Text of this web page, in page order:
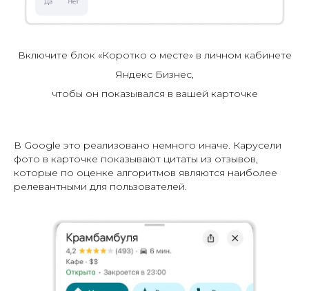
Включите блок «Коротко о месте» в личном кабинете
Яндекс Бизнес,
чтобы он показывался в вашей карточке
В Google это реализовано немного иначе. Карусели
фото в карточке показывают цитаты из отзывов,
которые по оценке алгоритмов являются наиболее
релевантными для пользователей.